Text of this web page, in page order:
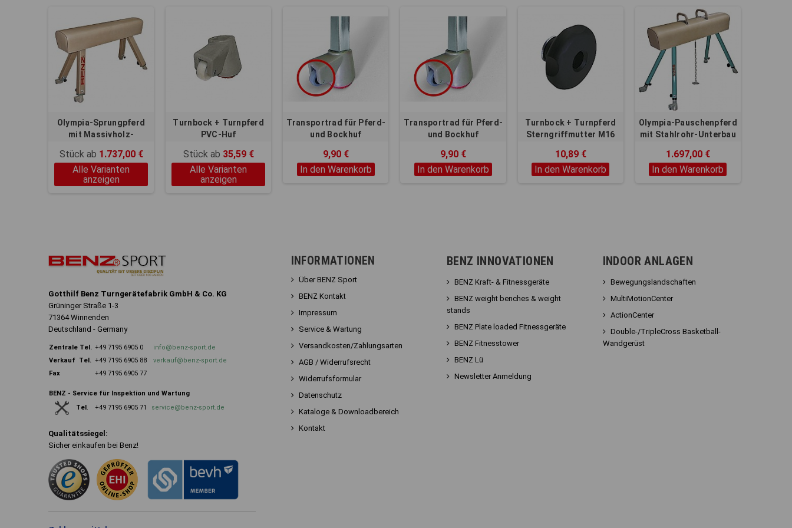
Olympia-Sprungpferd
mit Massivholz-
Stück ab 1.737,00 €
Alle Varianten
anzeigen
Turnbock + Turnpferd
PVC-Huf
Stück ab 35,59 €
Alle Varianten
anzeigen
Transportrad für Pferd-
und Bockhuf
9,90 €
In den Warenkorb
Transportrad für Pferd-
und Bockhuf
9,90 €
In den Warenkorb
Turnbock + Turnpferd
Sterngriffmutter M16
10,89 €
In den Warenkorb
Olympia-Pauschenpferd
mit Stahlrohr-Unterbau
1.697,00 €
In den Warenkorb
Gotthilf Benz Turngerätefabrik GmbH & Co. KG
Grüninger Straße 1-3
71364 Winnenden
Deutschland - Germany
Zentrale Tel. +49 7195 6905 0
info@benz-sport.de
Verkauf Tel. +49 7195 6905 88
verkauf@benz-sport.de
Fax
+49 7195 6905 77
BENZ - Service für Inspektion und Wartung
Tel . +49 7195 6905 71 service@benz-sport.de
Qualitätssiegel:
Sicher einkaufen bei Benz!
INFORMATIONEN
Über BENZ Sport
BENZ Kontakt
Impressum
Service & Wartung
Versandkosten/Zahlungsarten
AGB / Widerrufsrecht
Widerrufsformular
Datenschutz
Kataloge & Downloadbereich
Kontakt
BENZ INNOVATIONEN
BENZ Kraft- & Fitnessgeräte
BENZ weight benches & weight
stands
BENZ Plate loaded Fitnessgeräte
BENZ Fitnesstower
BENZ Lü
Newsletter Anmeldung
INDOOR ANLAGEN
Bewegungslandschaften
MultiMotionCenter
ActionCenter
Double-/TripleCross Basketball-
Wandgerüst